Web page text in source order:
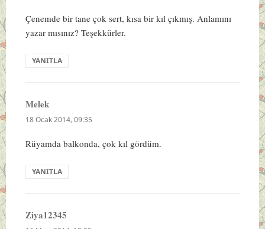
Çenemde bir tane çok sert, kısa bir kıl çıkmış. Anlamını
yazar mısınız? Teşekkürler.
YANITLA
Melekdedi
ki:
18 Ocak 2014, 09:35
Rüyamda balkonda, çok kıl gördüm.
YANITLA
Ziya12345